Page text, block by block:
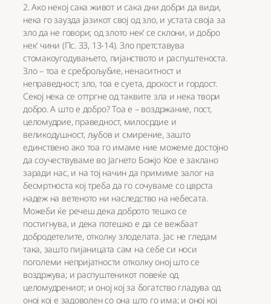
2. Ако некој сака живот и сака дни добри да види,
нека го заузда јазикот свој од зло, и устата своја за
зло да не говори; од злото нек’ се склони, и добро
нек’ чини (Пс. 33, 13-14). Зло претставува
стомакоугодувањето, пијанството и распуштеноста.
Зло – тоа е среброљубие, ненаситност и
неправедност; зло, тоа е суета, дрскост и гордост.
Секој нека се оттргне од таквите зла и нека твори
добро. А што е добро? Тоа е – воздржaние, пост,
целомудрие, праведност, милосрдие и
великодушност, љубов и смирение, зашто
единствено ако тоа го имаме ние можеме достојно
да соучествуваме во Јагнето Божјо Кое е заклано
заради нас, и на тој начин да примиме залог на
бесмртноста кој треба да го сочуваме со цврста
надеж на ветеното ни наследство на небесата.
Можеби ќе речеш дека доброто тешко се
постигнува, и дека потешко е да се вежбаат
добродетелите, отколку злоделата. Јас не гледам
така, зашто пијаницата сам на себе си носи
поголеми непријатности отколку оној што се
воздржува; и распуштеникот повеќе од
целомудрениот; и оној кој за богатство гладува од
оној кој е задоволен со она што го има; и оној кој